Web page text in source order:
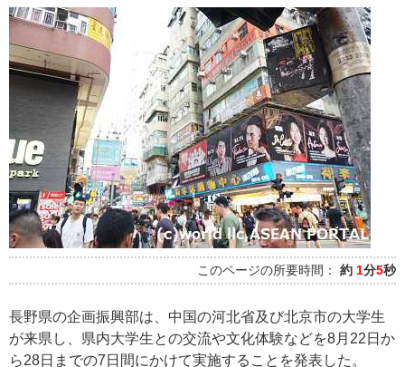
このページの所要時間： 約 1分5秒
長野県の企画振興部は、中国の河北省及び北京市の大学生
が来県し、県内大学生との交流や文化体験などを8月22日か
ら28日までの7日間にかけて実施することを発表した。